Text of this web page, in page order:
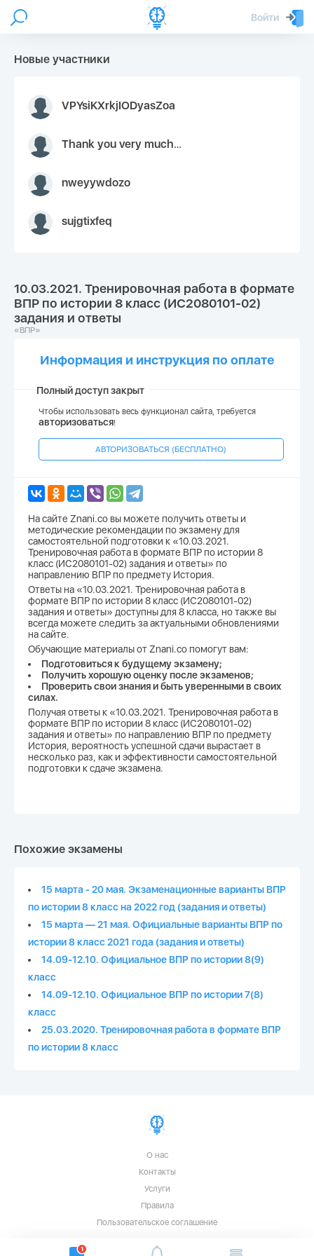
Войти
Новые участники
VPYsiKXrkjIODyasZoa
Thank you very much for your inquiry We appreciate you 9126052 https://youtube.com faceapple !
nweyywdozo
sujgtixfeq
10.03.2021. Тренировочная работа в формате
ВПР по истории 8 класс (ИС2080101-02)
задания и ответы
«ВПР»
Информация и инструкция по оплате
Полный доступ закрыт
Чтобы использовать весь функционал сайта, требуется
авторизоваться!
АВТОРИЗОВАТЬСЯ (БЕСПЛАТНО)
На сайте Znani.co вы можете получить ответы и
методические рекомендации по экзамену для
самостоятельной подготовки к «10.03.2021.
Тренировочная работа в формате ВПР по истории 8
класс (ИС2080101-02) задания и ответы» по
направлению ВПР по предмету История.
Ответы на «10.03.2021. Тренировочная работа в
формате ВПР по истории 8 класс (ИС2080101-02)
задания и ответы» доступны для 8 класса, но также вы
всегда можете следить за актуальными обновлениями
на сайте.
Обучающие материалы от Znani.co помогут вам:
Подготовиться к будущему экзамену;
Получить хорошую оценку после экзаменов;
Проверить свои знания и быть уверенными в своих
силах.
Получая ответы к «10.03.2021. Тренировочная работа в
формате ВПР по истории 8 класс (ИС2080101-02)
задания и ответы» по направлению ВПР по предмету
История, вероятность успешной сдачи вырастает в
несколько раз, как и эффективности самостоятельной
подготовки к сдаче экзамена.
Похожие экзамены
15 марта - 20 мая. Экзаменационные варианты ВПР
по истории 8 класс на 2022 год (задания и ответы)
15 марта — 21 мая. Официальные варианты ВПР по
истории 8 класс 2021 года (задания и ответы)
14.09-12.10. Официальное ВПР по истории 8(9)
класс
14.09-12.10. Официальное ВПР по истории 7(8)
класс
25.03.2020. Тренировочная работа в формате ВПР
по истории 8 класс
О нас
Контакты
Услуги
Правила
Пользовательское соглашение